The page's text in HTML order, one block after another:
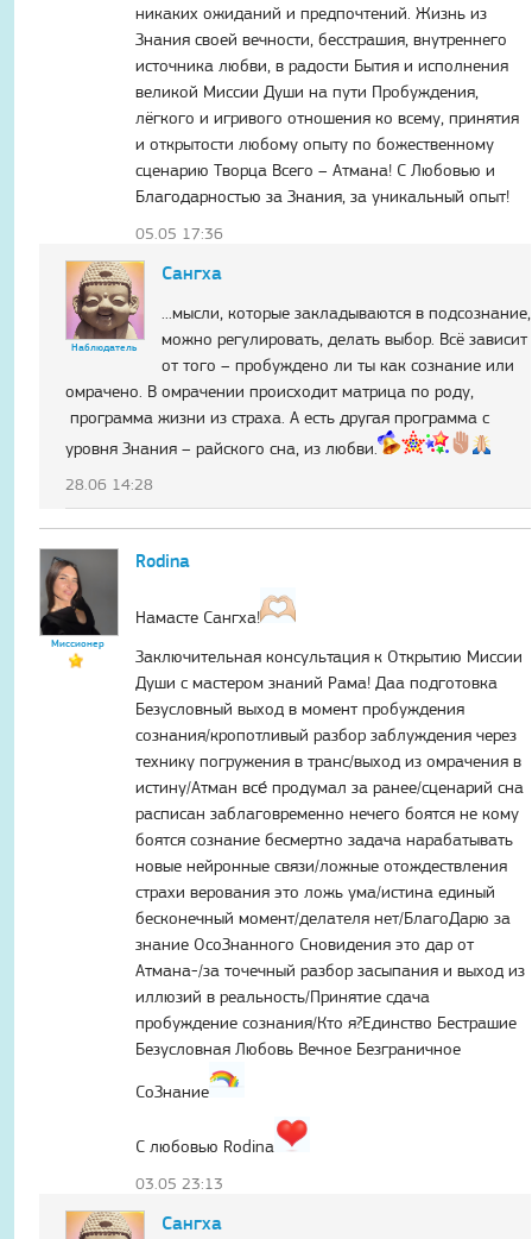
никаких ожиданий и предпочтений. Жизнь из
Знания своей вечности, бесстрашия, внутреннего
источника любви, в радости Бытия и исполнения
великой Миссии Души на пути Пробуждения,
лёгкого и игривого отношения ко всему, принятия
и открытости любому опыту по божественному
сценарию Творца Всего – Атмана! С Любовью и
Благодарностью за Знания, за уникальный опыт!
05.05 17:36
Наблюдатель
Сангха
...мысли, которые закладываются в подсознание,
можно регулировать, делать выбор. Всё зависит
от того – пробуждено ли ты как сознание или
омрачено. В омрачении происходит матрица по роду,
программа жизни из страха. А есть другая программа с
уровня Знания – райского сна, из любви.
28.06 14:28
Миссионер
Rodina
Намасте Сангха!
Заключительная консультация к Открытию Миссии
Души с мастером знаний Рама! Даа подготовка
Безусловный выход в момент пробуждения
сознания/кропотливый разбор заблуждения через
технику погружения в транс/выход из омрачения в
истину/Атман все́ продумал за ранее/сценарий сна
расписан заблаговременно нечего боятся не кому
боятся сознание бесмертно задача нарабатывать
новые нейронные связи/ложные отождествления
страхи верования это ложь ума/истина единый
бесконечный момент/делателя нет/БлагоДарю за
знание ОсоЗнанного Сновидения это дар от
Атмана-/за точечный разбор засыпания и выход из
иллюзий в реальность/Принятие сдача
пробуждение сознания/Кто я?Единство Бестрашие
Безусловная Любовь Вечное Безграничное
СоЗнание
С любовью Rodina
03.05 23:13
Сангха